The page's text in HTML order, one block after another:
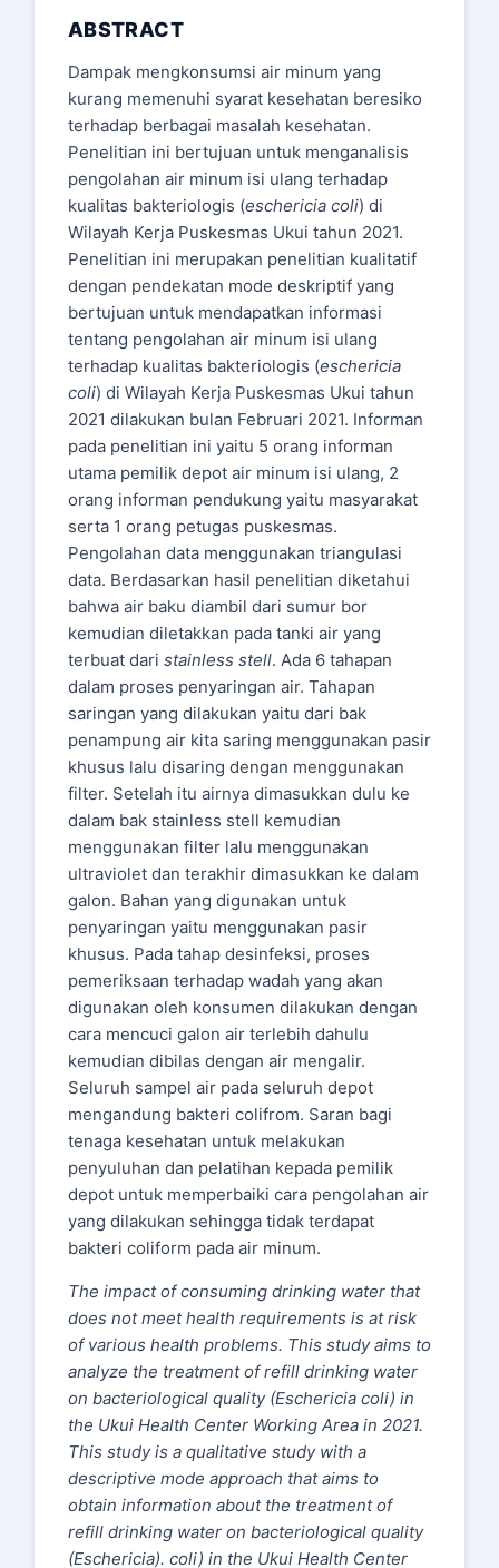
ABSTRACT
Dampak mengkonsumsi air minum yang
kurang memenuhi syarat kesehatan beresiko
terhadap berbagai masalah kesehatan.
Penelitian ini bertujuan untuk menganalisis
pengolahan air minum isi ulang terhadap
kualitas bakteriologis (eschericia coli) di
Wilayah Kerja Puskesmas Ukui tahun 2021.
Penelitian ini merupakan penelitian kualitatif
dengan pendekatan mode deskriptif yang
bertujuan untuk mendapatkan informasi
tentang pengolahan air minum isi ulang
terhadap kualitas bakteriologis (eschericia
coli) di Wilayah Kerja Puskesmas Ukui tahun
2021 dilakukan bulan Februari 2021. Informan
pada penelitian ini yaitu 5 orang informan
utama pemilik depot air minum isi ulang, 2
orang informan pendukung yaitu masyarakat
serta 1 orang petugas puskesmas.
Pengolahan data menggunakan triangulasi
data. Berdasarkan hasil penelitian diketahui
bahwa air baku diambil dari sumur bor
kemudian diletakkan pada tanki air yang
terbuat dari stainless stell. Ada 6 tahapan
dalam proses penyaringan air. Tahapan
saringan yang dilakukan yaitu dari bak
penampung air kita saring menggunakan pasir
khusus lalu disaring dengan menggunakan
filter. Setelah itu airnya dimasukkan dulu ke
dalam bak stainless stell kemudian
menggunakan filter lalu menggunakan
ultraviolet dan terakhir dimasukkan ke dalam
galon. Bahan yang digunakan untuk
penyaringan yaitu menggunakan pasir
khusus. Pada tahap desinfeksi, proses
pemeriksaan terhadap wadah yang akan
digunakan oleh konsumen dilakukan dengan
cara mencuci galon air terlebih dahulu
kemudian dibilas dengan air mengalir.
Seluruh sampel air pada seluruh depot
mengandung bakteri colifrom. Saran bagi
tenaga kesehatan untuk melakukan
penyuluhan dan pelatihan kepada pemilik
depot untuk memperbaiki cara pengolahan air
yang dilakukan sehingga tidak terdapat
bakteri coliform pada air minum.
The impact of consuming drinking water that
does not meet health requirements is at risk
of various health problems. This study aims to
analyze the treatment of refill drinking water
on bacteriological quality (Eschericia coli) in
the Ukui Health Center Working Area in 2021.
This study is a qualitative study with a
descriptive mode approach that aims to
obtain information about the treatment of
refill drinking water on bacteriological quality
(Eschericia). coli) in the Ukui Health Center